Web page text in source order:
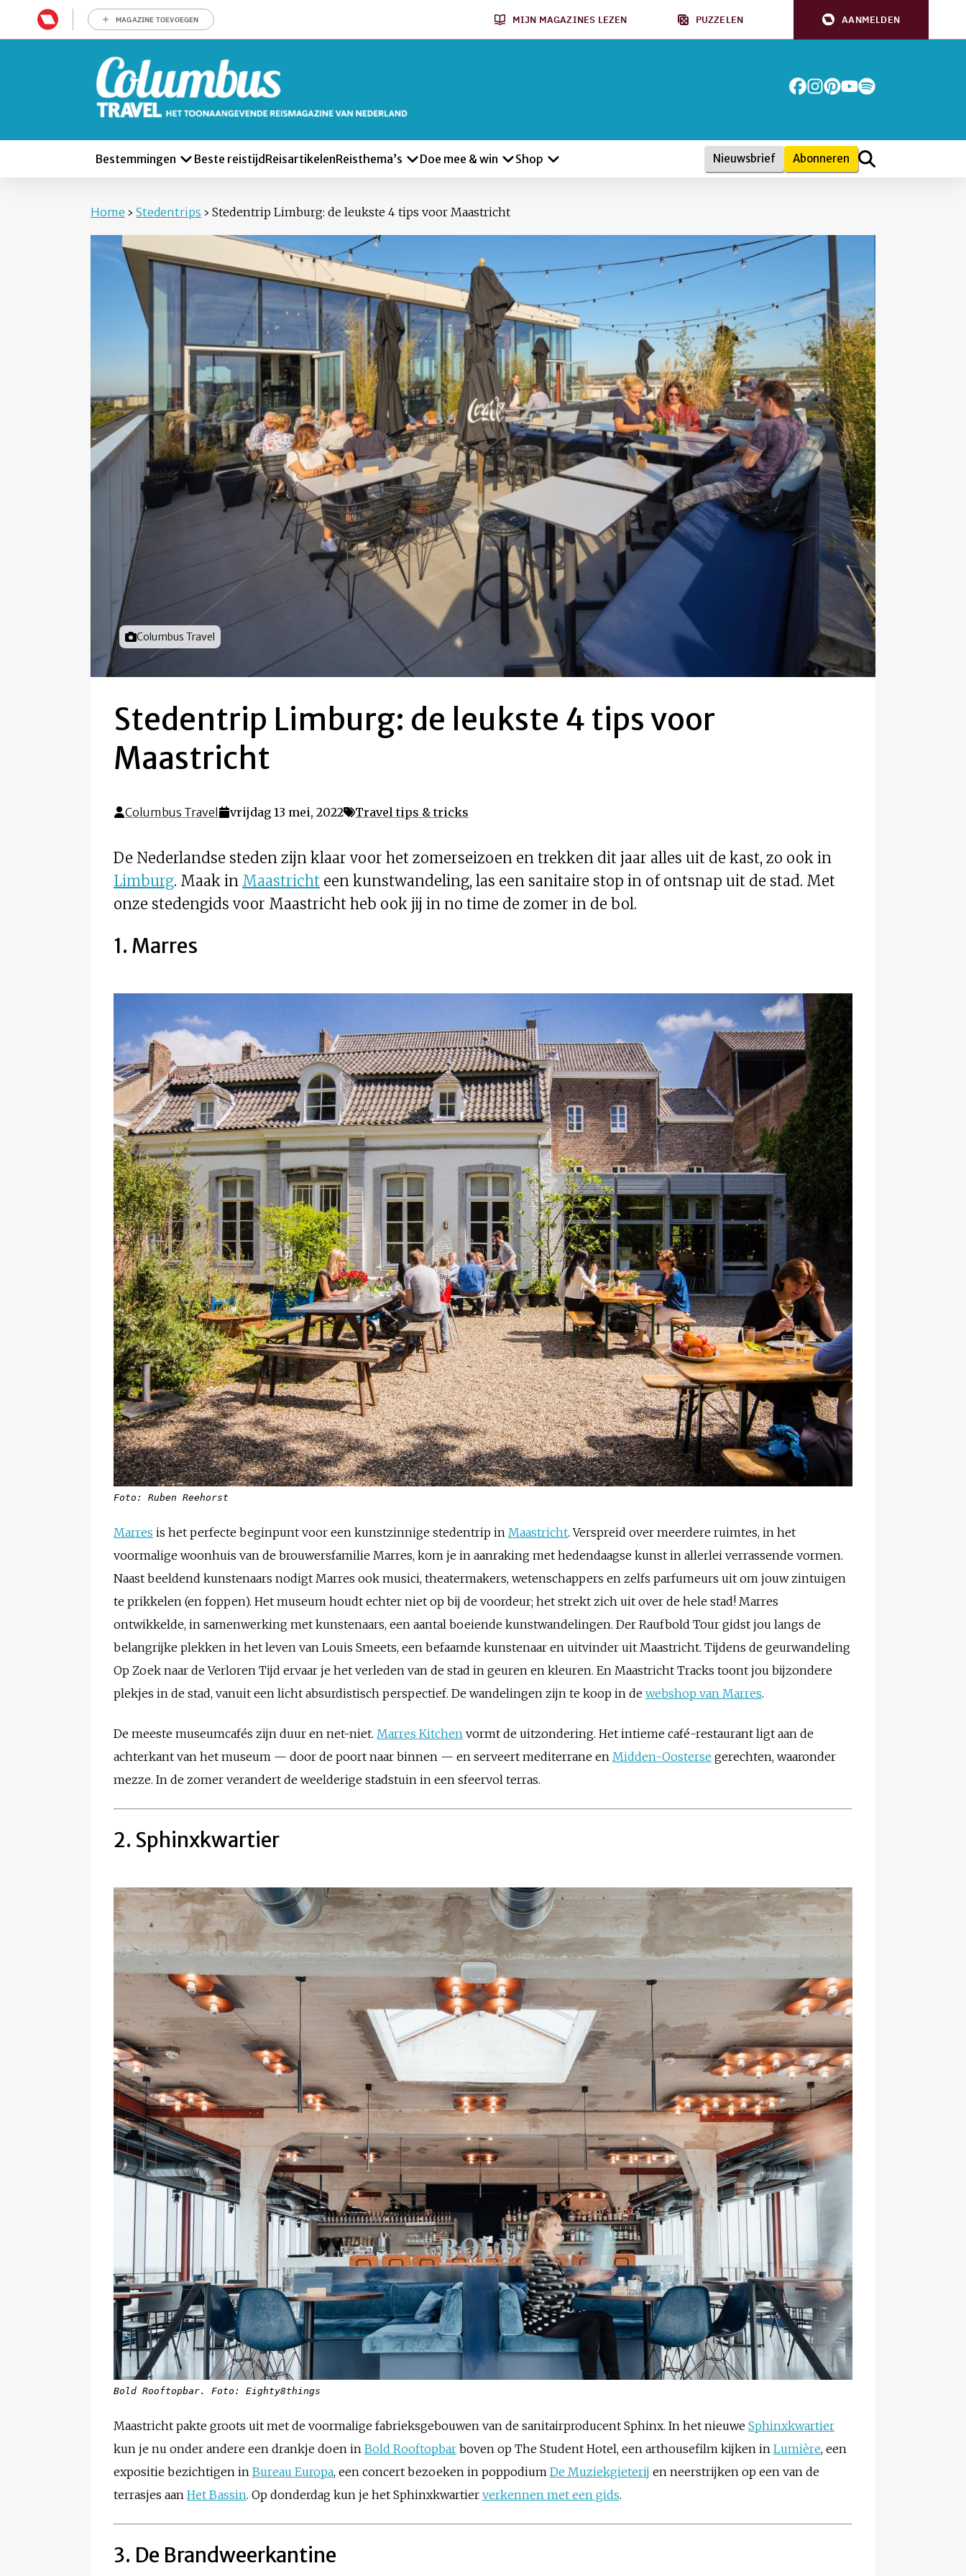
MAGAZINE TOEVOEGEN MIJN MAGAZINES LEZEN PUZZELEN AANMELDEN
Bestemmingen Beste reistijd ReisartikelenReisthema’s Doe mee & win Shop Nieuwsbrief Abonneren
Home › Stedentrips › Stedentrip Limburg: de leukste 4 tips voor Maastricht
Foto door
Columbus Travel
Stedentrip Limburg: de leukste 4 tips voor
Maastricht
Columbus Travel vrijdag 13 mei, 2022 Travel tips & tricks
De Nederlandse steden zijn klaar voor het zomerseizoen en trekken dit jaar alles uit de kast, zo ook in
Limburg. Maak in Maastricht een kunstwandeling, las een sanitaire stop in of ontsnap uit de stad. Met
onze stedengids voor Maastricht heb ook jij in no time de zomer in de bol.
1. Marres
Foto: Ruben Reehorst
Marres is het perfecte beginpunt voor een kunstzinnige stedentrip in Maastricht. Verspreid over meerdere ruimtes, in het
voormalige woonhuis van de brouwersfamilie Marres, kom je in aanraking met hedendaagse kunst in allerlei verrassende vormen.
Naast beeldend kunstenaars nodigt Marres ook musici, theatermakers, wetenschappers en zelfs parfumeurs uit om jouw zintuigen
te prikkelen (en foppen). Het museum houdt echter niet op bij de voordeur; het strekt zich uit over de hele stad! Marres
ontwikkelde, in samenwerking met kunstenaars, een aantal boeiende kunstwandelingen. Der Raufbold Tour gidst jou langs de
belangrijke plekken in het leven van Louis Smeets, een befaamde kunstenaar en uitvinder uit Maastricht. Tijdens de geurwandeling
Op Zoek naar de Verloren Tijd ervaar je het verleden van de stad in geuren en kleuren. En Maastricht Tracks toont jou bijzondere
plekjes in de stad, vanuit een licht absurdistisch perspectief. De wandelingen zijn te koop in de webshop van Marres.
De meeste museumcafés zijn duur en net-niet. Marres Kitchen vormt de uitzondering. Het intieme café-restaurant ligt aan de
achterkant van het museum — door de poort naar binnen — en serveert mediterrane en Midden-Oosterse gerechten, waaronder
mezze. In de zomer verandert de weelderige stadstuin in een sfeervol terras.
2. Sphinxkwartier
Bold Rooftopbar. Foto: Eighty8things
Maastricht pakte groots uit met de voormalige fabrieksgebouwen van de sanitairproducent Sphinx. In het nieuwe Sphinxkwartier
kun je nu onder andere een drankje doen in Bold Rooftopbar boven op The Student Hotel, een arthousefilm kijken in Lumière, een
expositie bezichtigen in Bureau Europa, een concert bezoeken in poppodium De Muziekgieterij en neerstrijken op een van de
terrasjes aan Het Bassin. Op donderdag kun je het Sphinxkwartier verkennen met een gids.
3. De Brandweerkantine